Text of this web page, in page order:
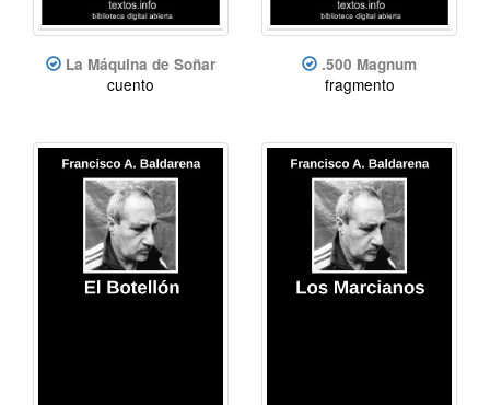
La Máquina de Soñar
cuento
.500 Magnum
fragmento